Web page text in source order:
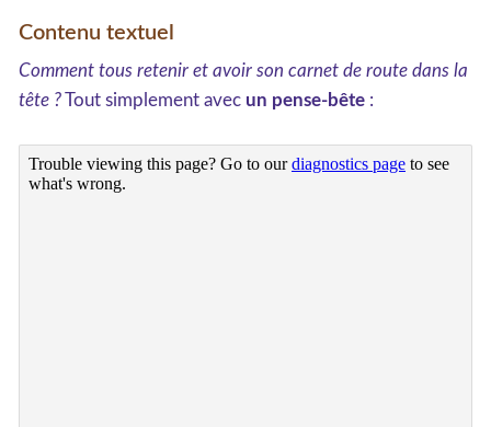
Contenu textuel
Comment tous retenir et avoir son carnet de route dans la
tête ?Tout simplement avec un pense-bête :